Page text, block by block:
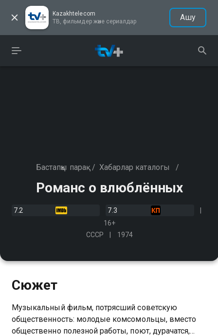
Kazakhtelecom
ТВ, фильмдер және сериалдар
Ашу
Бастапқы парақ / Хабарлар каталогы /
Романс о влюблённых
7.2
7.3
16+
СССР
1974
Сюжет
Музыкальный фильм, потрясший советскую
общественность: молодые комсомольцы, вместо
общественно полезной работы, поют, дурачатся,